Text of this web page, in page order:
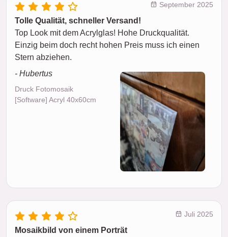
September 2025
Tolle Qualität, schneller Versand!
Top Look mit dem Acrylglas! Hohe Druckqualität.
Einzig beim doch recht hohen Preis muss ich einen
Stern abziehen.
- Hubertus
Druck Fotomosaik
[Software] Acryl 40x60cm
Juli 2025
Mosaikbild von einem Porträt